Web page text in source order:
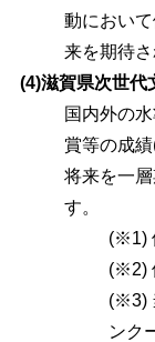
動におい
来を期待
(4)滋賀県次世代
国内外の
賞等の成
将来を一
す。
(※1)
(※2)
(※3)
ンク